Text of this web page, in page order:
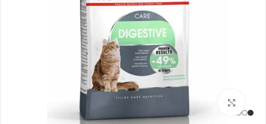
بزرگنمایی تصویر